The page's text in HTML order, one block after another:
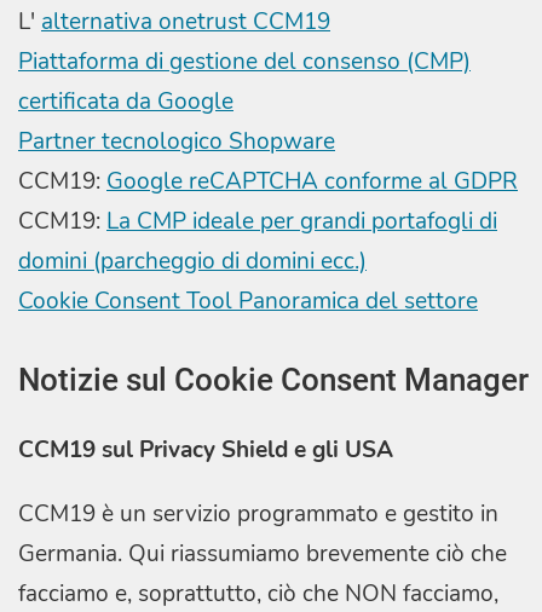
L' alternativa onetrust CCM19
Piattaforma di gestione del consenso (CMP)
certificata da Google
Partner tecnologico Shopware
CCM19: Google reCAPTCHA conforme al GDPR
CCM19: La CMP ideale per grandi portafogli di
domini (parcheggio di domini ecc.)
Cookie Consent Tool Panoramica del settore
Notizie sul Cookie Consent Manager
CCM19 sul Privacy Shield e gli USA
CCM19 è un servizio programmato e gestito in
Germania. Qui riassumiamo brevemente ciò che
facciamo e, soprattutto, ciò che NON facciamo,